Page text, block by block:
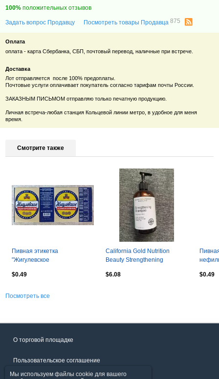
100% положительных отзывов
Задать вопрос Продавцу Посмотреть товары Продавца875
Оплата
оплата - карта Сбербанка, СБП, почтовый перевод, наличные при встрече.
Доставка
Лот отправляется после 100% предоплаты.
Почтовые услуги оплачивает покупатель согласно тарифам почты России.
ЗАКАЗНЫМ ПИСЬМОМ отправляю только печатную продукцию.
Личная встреча-любая станция Кольцевой линии метро, в удобное для меня
время.
Смотрите также
Пивная этикетка
"Жигулевское
Хмелефф, Рязань.
$0.49
California Gold Nutrition
Beauty Strengthening
бутылка
$6.08
$0.49
Посмотреть все
О торговой площадке
Пользовательское соглашение
Мы используем файлы cookie для вашего